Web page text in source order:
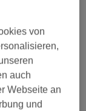
100 Bewertungen
von
auch
Webseite an
und